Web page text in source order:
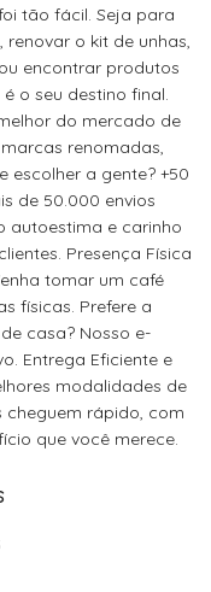
tão fácil. Seja para
o kit de unhas,
encontrar produtos
o seu destino final.
do mercado de
renomadas,
escolher a gente? +50
de 50.000 envios
autoestima e carinho
Presença Física
tomar um café
físicas. Prefere a
casa? Nosso e-
Entrega Eficiente e
modalidades de
rápido, com
que você merece.